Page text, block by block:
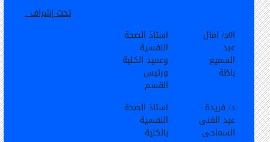
تحت إشراف :
ا0د/ امال
عبد
السميع
باظة
استاذ الصحة
النفسية
وعميد الكلية
ورئيس
القسم
د/ فريدة
عبد الغنى
السماحى
استاذ الصحة
النفسية
بالكلية